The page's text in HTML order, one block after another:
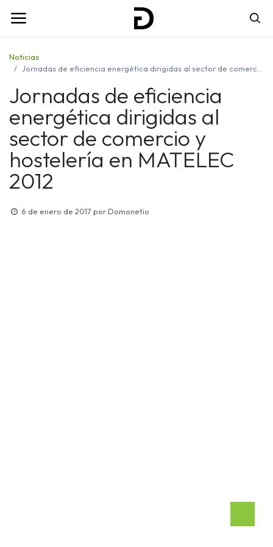
Noticias
Jornadas de eficiencia energética dirigidas al sector de comercio y hostelería en MATELEC 2012
Jornadas de eficiencia
energética dirigidas al
sector de comercio y
hostelería en MATELEC
2012
6 de enero de 2017 porDomonetio